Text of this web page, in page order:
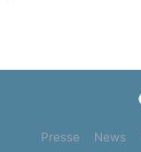
Presse News